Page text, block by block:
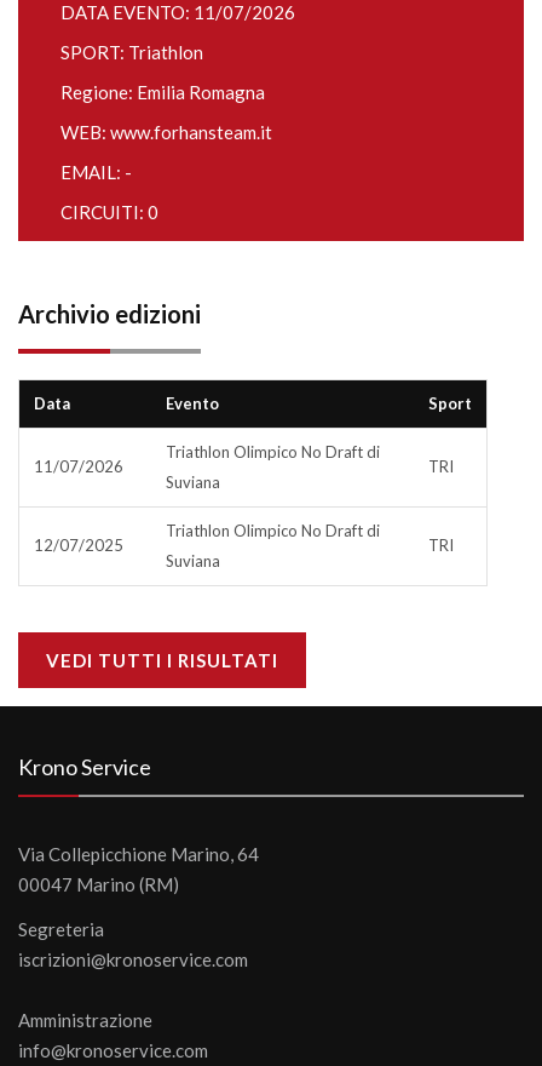
DATA EVENTO: 11/07/2026
SPORT: Triathlon
Regione: Emilia Romagna
WEB: www.forhansteam.it
EMAIL: -
CIRCUITI: 0
Archivio edizioni
Data Evento Sport
11/07/2026
Triathlon Olimpico No Draft di
Suviana
TRI
12/07/2025
Triathlon Olimpico No Draft di
Suviana
TRI
VEDI TUTTI I RISULTATI
Krono Service
Via Collepicchione Marino, 64
00047 Marino (RM)
Segreteria
iscrizioni@kronoservice.com
Amministrazione
info@kronoservice.com